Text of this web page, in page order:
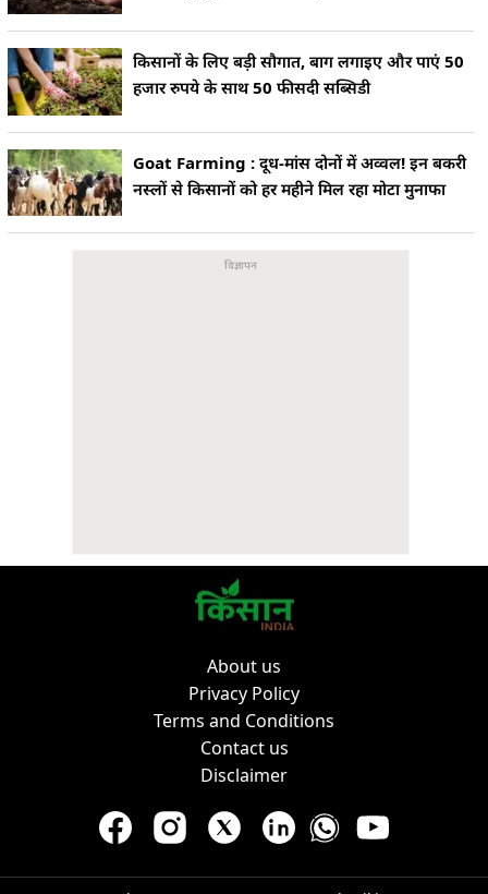
किसानों के लिए बड़ी सौगात, बाग लगाइए और पाएं 50
हजार रुपये के साथ 50 फीसदी सब्सिडी
Goat Farming : दूध-मांस दोनों में अव्वल! इन बकरी
नस्लों से किसानों को हर महीने मिल रहा मोटा मुनाफा
About us
Privacy Policy
Terms and Conditions
Contact us
Disclaimer